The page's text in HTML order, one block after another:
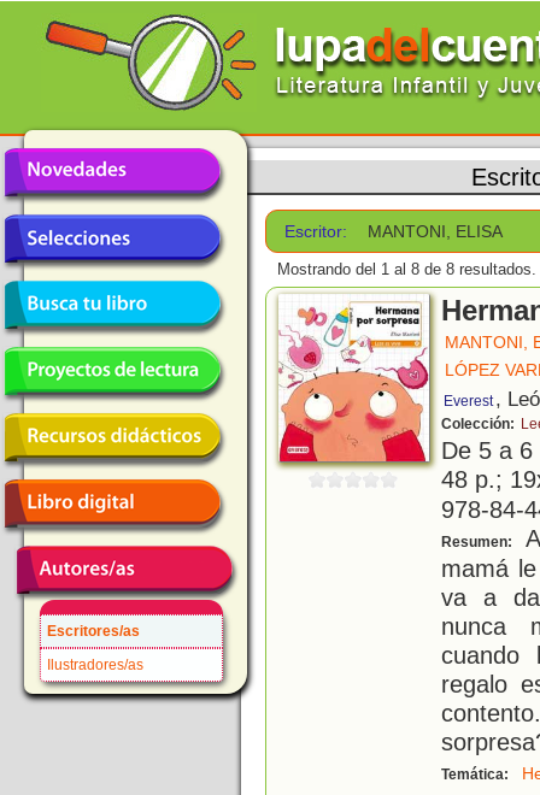
Escritores/as
Ilustradores/as
Escritor: MANTONI, ELISA
Mostrando del 1 al 8 de 8 resultados.
MANTONI,
LÓPEZ
Everest ,
Colección:
De 5 a
48 p.;
978-84-
Resumen:
mamá
va a
nunca
regalo
Temática: